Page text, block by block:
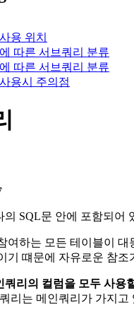
용 위치
따른 서브쿼리 분류
따른 서브쿼리 분류
용시 주의점
의 SQL문 안에 포함되어
여하는 모든 테이블이
기 떄문에 자유로운 참조
쿼리의 컬럼을 모두 사용
리는 메인쿼리가 가지